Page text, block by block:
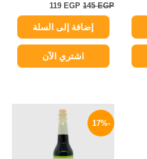
145EGP
119 EGP
إضافة إلى السلة
اشتري الآن
-17%
السعر
الأصلي
150 EGP.